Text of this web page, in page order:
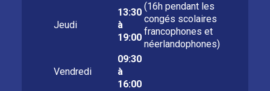
Jeudi
13:30
à
19:00
(16h pendant les
congés scolaires
francophones et
néerlandophones)
Vendredi
09:30
à
16:00